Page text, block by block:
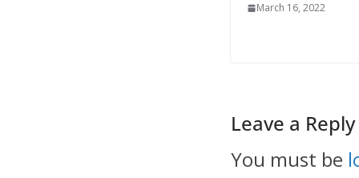
March 16, 2022
Leave a Reply
You must be